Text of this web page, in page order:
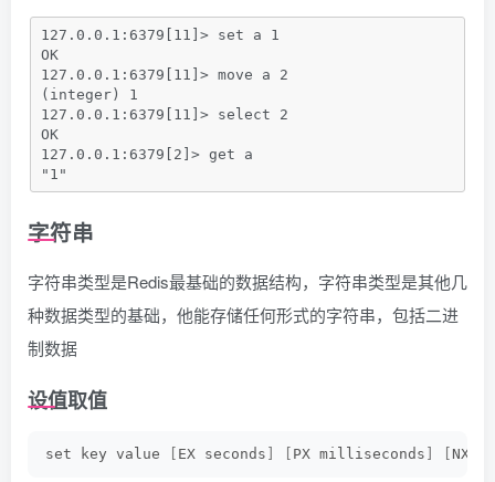
127.0.0.1:6379[11]> set a 1
OK
127.0.0.1:6379[11]> move a 2
(integer) 1
127.0.0.1:6379[11]> select 2
OK
127.0.0.1:6379[2]> get a
"1"
字符串
字符串类型是Redis最基础的数据结构，字符串类型是其他几
种数据类型的基础，他能存储任何形式的字符串，包括二进
制数据
设值取值
set key value EX seconds PX milliseconds NX|XX